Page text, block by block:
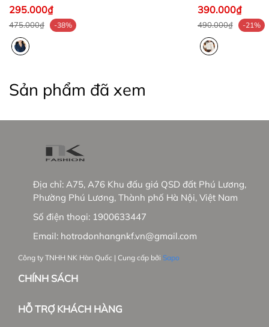
- Sau gần 10 năm hoạt động công ty đã có:
+ 15 showrooms trên toàn quốc
+ Hơn 30 đại lí phân phối độc quyền
- Tầm nhìn chiến lược trong tương lai:
Việt Nam và mở rộng thị trường Hàn Quốc.
#thoitrangnu #NKFashion #somicongso
295.000₫
475.000₫ -38%
390.000₫
490.000₫ -21%
Sản phẩm đã xem
Địa chỉ: A75, A76 Khu đấu giá QSD đất Phú Lương,
Phường Phú Lương, Thành phố Hà Nội, Việt Nam
Số điện thoại: 1900633447
Email: hotrodonhangnkf.vn@gmail.com
Công ty TNHH NK Hàn Quốc | Cung cấp bởi Sapo
CHÍNH SÁCH
HỖ TRỢ KHÁCH HÀNG